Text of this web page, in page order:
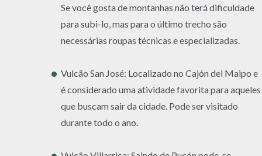
Se você gosta de montanhas não terá dificuldade
para subi-lo, mas para o último trecho são
necessárias roupas técnicas e especializadas.
Vulcão San José: Localizado no Cajón del Maipo e
é considerado uma atividade favorita para aqueles
que buscam sair da cidade. Pode ser visitado
durante todo o ano.